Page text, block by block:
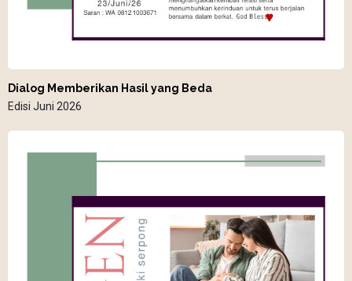
Dialog Memberikan Hasil yang Beda
Edisi Juni 2026